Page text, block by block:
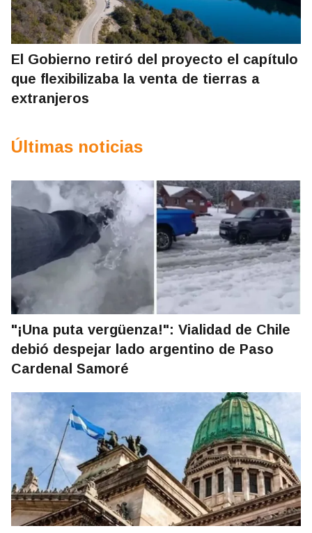
El Gobierno retiró del proyecto el capítulo
que flexibilizaba la venta de tierras a
extranjeros
Últimas noticias
"¡Una puta vergüenza!": Vialidad de Chile
debió despejar lado argentino de Paso
Cardenal Samoré